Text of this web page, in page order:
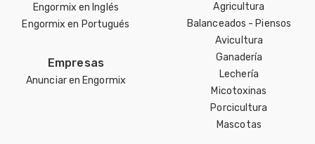
Engormix en Inglés
Engormix en Portugués
Empresas
Anunciar en Engormix
Agricultura
Balanceados - Piensos
Avicultura
Ganadería
Lechería
Micotoxinas
Porcicultura
Mascotas